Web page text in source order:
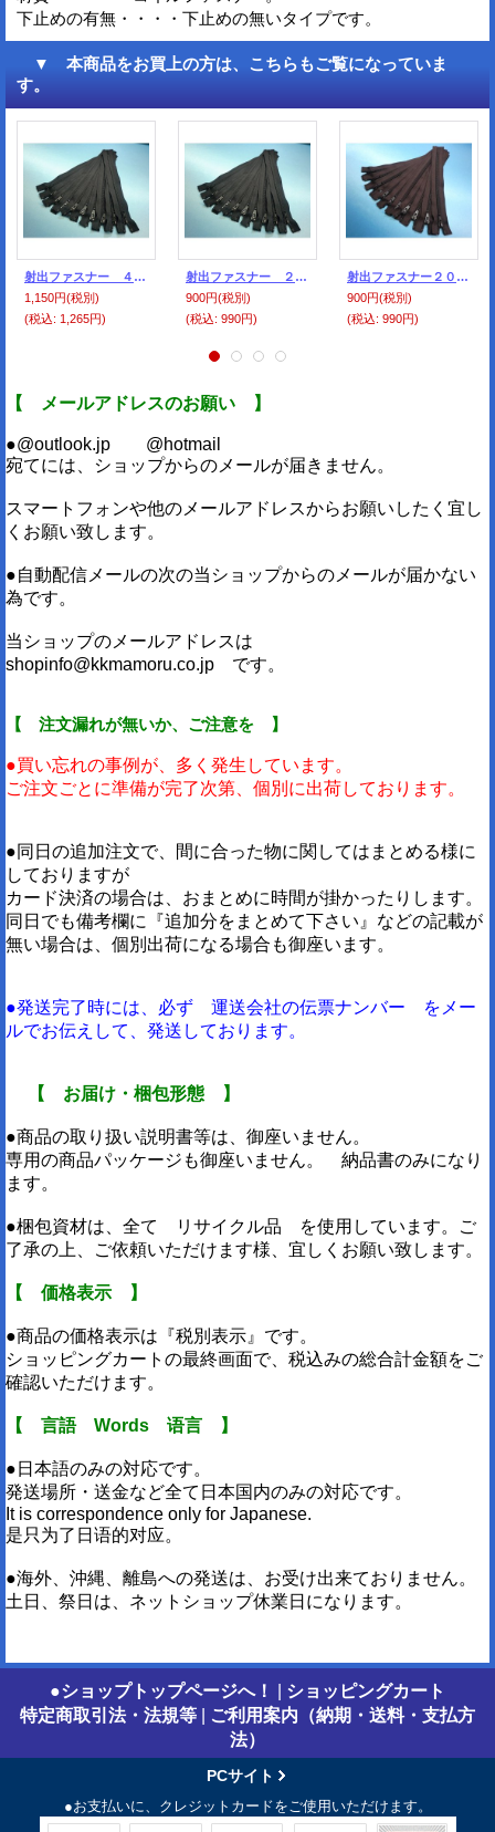
下止めの有無・・・・下止めの無いタイプです。
▼ 本商品をお買上の方は、こちらもご覧になっていま
す。
射出ファスナー ４０ｃｍ 黒 （１０本セット）
1,150円(税別)
(税込: 1,265円)
射出ファスナー ２０ｃｍ 黒 （１０本セット）
900円(税別)
(税込: 990円)
射出ファスナー２０ｃｍ濃茶 #570色（１０本セット）
900円(税別)
(税込: 990円)
【 メールアドレスのお願い 】
●@outlook.jp @hotmail
宛てには、ショップからのメールが届きません。
スマートフォンや他のメールアドレスからお願いしたく宜し
くお願い致します。
●自動配信メールの次の当ショップからのメールが届かない
為です。
当ショップのメールアドレスは
shopinfo@kkmamoru.co.jp です。
【 注文漏れが無いか、ご注意を 】
●買い忘れの事例が、多く発生しています。
ご注文ごとに準備が完了次第、個別に出荷しております。
●同日の追加注文で、間に合った物に関してはまとめる様に
しておりますが
カード決済の場合は、おまとめに時間が掛かったりします。
同日でも備考欄に『追加分をまとめて下さい』などの記載が
無い場合は、個別出荷になる場合も御座います。
●発送完了時には、必ず 運送会社の伝票ナンバー をメー
ルでお伝えして、発送しております。
【 お届け・梱包形態 】
●商品の取り扱い説明書等は、御座いません。
専用の商品パッケージも御座いません。 納品書のみになり
ます。
●梱包資材は、全て リサイクル品 を使用しています。ご
了承の上、ご依頼いただけます様、宜しくお願い致します。
【 価格表示 】
●商品の価格表示は『税別表示』です。
ショッピングカートの最終画面で、税込みの総合計金額をご
確認いただけます。
【 言語 Words 语言 】
●日本語のみの対応です。
発送場所・送金など全て日本国内のみの対応です。
It is correspondence only for Japanese.
是只为了日语的对应。
●海外、沖縄、離島への発送は、お受け出来ておりません。
土日、祭日は、ネットショップ休業日になります。
●ショップトップページへ！
ショッピングカート
特定商取引法・法規等
ご利用案内（納期・送料・支払方
法）
PCサイト
●お支払いに、クレジットカードをご使用いただけます。